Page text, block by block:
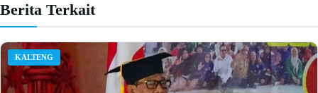
Berita Terkait
KALTENG